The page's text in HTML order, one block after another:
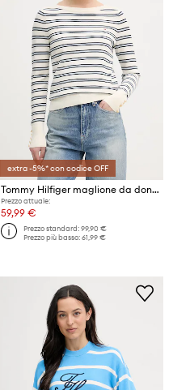
extra -5%* con codice OFF
Tommy Hilfiger maglione da donna con cotone
Prezzo attuale:
59,99 €
Prezzo standard:99,90 €
Prezzo più basso:61,99 €